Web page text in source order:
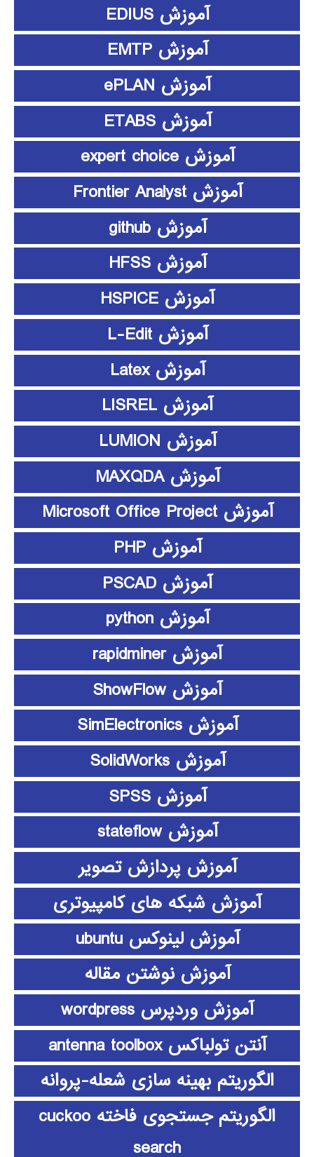
آموزش EDIUS
آموزش EMTP
آموزش ePLAN
آموزش ETABS
آموزش expert choice
آموزش Frontier Analyst
آموزش github
آموزش HFSS
آموزش HSPICE
آموزش L-Edit
آموزش Latex
آموزش LISREL
آموزش LUMION
آموزش MAXQDA
آموزش Microsoft Office Project
آموزش PHP
آموزش PSCAD
آموزش python
آموزش rapidminer
آموزش ShowFlow
آموزش SimElectronics
آموزش SolidWorks
آموزش SPSS
آموزش stateflow
آموزش پردازش تصویر
آموزش شبکه های کامپیوتری
آموزش لینوکس ubuntu
آموزش نوشتن مقاله
آموزش وردپرس wordpress
آنتن تولباکس antenna toolbox
الگوریتم بهینه سازی شعله-پروانه
الگوریتم جستجوی فاخته cuckoo
search